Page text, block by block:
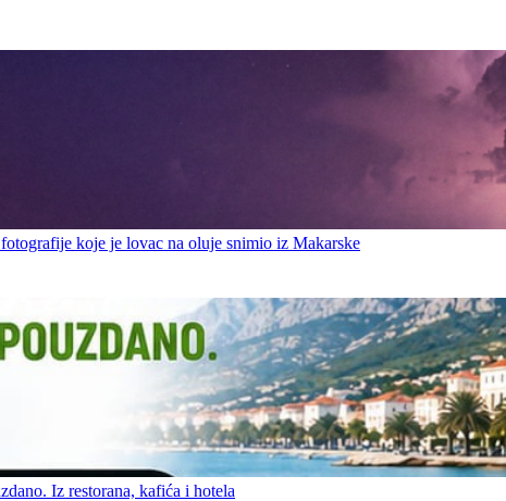
koje je lovac na oluje snimio iz Makarske
Iz restorana, kafića i hotela